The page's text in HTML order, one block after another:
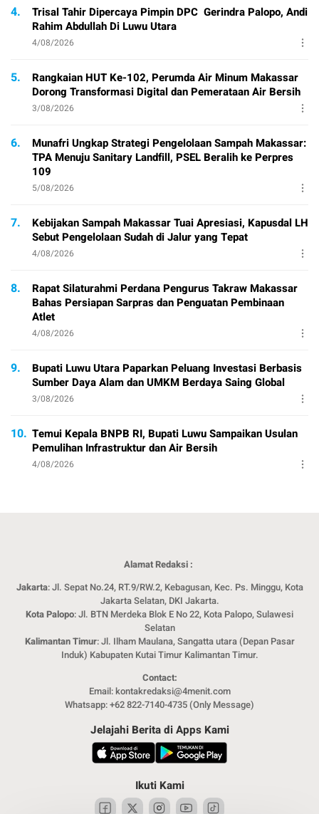
4.
Trisal Tahir Dipercaya Pimpin DPC Gerindra Palopo, Andi
Rahim Abdullah Di Luwu Utara
4/08/2026
5.
Rangkaian HUT Ke-102, Perumda Air Minum Makassar
Dorong Transformasi Digital dan Pemerataan Air Bersih
3/08/2026
6.
Munafri Ungkap Strategi Pengelolaan Sampah Makassar:
TPA Menuju Sanitary Landfill, PSEL Beralih ke Perpres
109
5/08/2026
7.
Kebijakan Sampah Makassar Tuai Apresiasi, Kapusdal LH
Sebut Pengelolaan Sudah di Jalur yang Tepat
4/08/2026
8.
Rapat Silaturahmi Perdana Pengurus Takraw Makassar
Bahas Persiapan Sarpras dan Penguatan Pembinaan
Atlet
4/08/2026
9.
Bupati Luwu Utara Paparkan Peluang Investasi Berbasis
Sumber Daya Alam dan UMKM Berdaya Saing Global
3/08/2026
10. Temui Kepala BNPB RI, Bupati Luwu Sampaikan Usulan
Pemulihan Infrastruktur dan Air Bersih
4/08/2026
Alamat Redaksi :
Jakarta: Jl. Sepat No.24, RT.9/RW.2, Kebagusan, Kec. Ps. Minggu, Kota
Jakarta Selatan, DKI Jakarta.
Kota Palopo: Jl. BTN Merdeka Blok E No 22, Kota Palopo, Sulawesi
Selatan
Kalimantan Timur: Jl. Ilham Maulana, Sangatta utara (Depan Pasar
Induk) Kabupaten Kutai Timur Kalimantan Timur.
Contact:
Email: kontakredaksi@4menit.com
Whatsapp: +62 822-7140-4735 (Only Message)
Jelajahi Berita di Apps Kami
Ikuti Kami